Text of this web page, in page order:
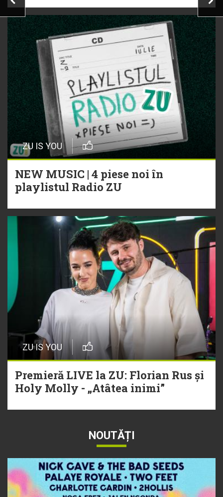
ZU IS YOU
NEW MUSIC | 4 piese noi în
playlistul Radio ZU
ZU IS YOU
Premieră LIVE la ZU: Florian Rus și
Holy Molly - „Atâtea inimi”
NOUTĂȚI